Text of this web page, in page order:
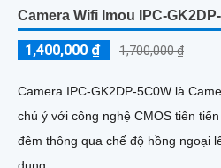
Camera Wifi Imou IPC-
1,400,000 ₫ 1,700,000 ₫
Camera IPC-GK2DP-5C0W là
chú ý với công nghệ CMOS tiên
đêm thông qua chế độ hồng ngoại lên đến 10m.